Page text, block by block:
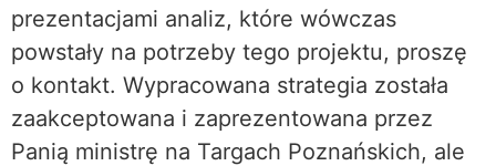
prezentacjami analiz, które wówczas
powstały na potrzeby tego projektu, proszę
o kontakt. Wypracowana strategia została
zaakceptowana i zaprezentowana przez
Panią ministrę na Targach Poznańskich, ale